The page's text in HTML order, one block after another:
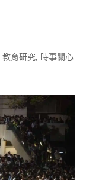
教育研究, 時事關心